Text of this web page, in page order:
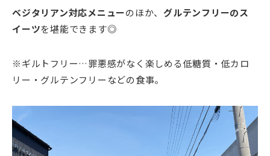
ベジタリアン対応メニューのほか、 グルテンフリーのス
イーツを堪能できます◎
※ギルトフリー…罪悪感がなく楽しめる低糖質・低カロ
リー・グルテンフリーなどの食事。